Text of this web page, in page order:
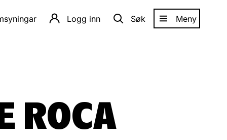
Logg inn Søk Meny
ROCA